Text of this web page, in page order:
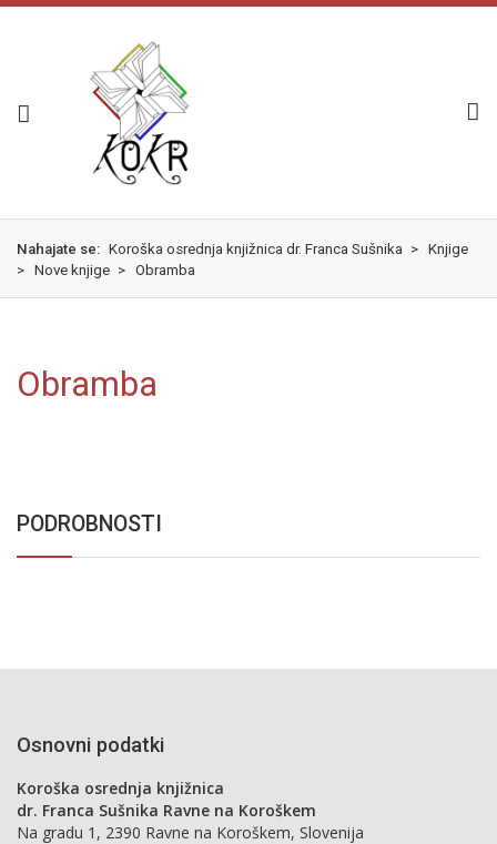
Skok
izjava
Nahajate se: Koroška osrednja knjižnica dr. Franca Sušnika > Knjige
> Nove knjige > Obramba
Obramba
PODROBNOSTI
Osnovni podatki
Koroška osrednja knjižnica
dr. Franca Sušnika Ravne na Koroškem
Na gradu 1, 2390 Ravne na Koroškem, Slovenija